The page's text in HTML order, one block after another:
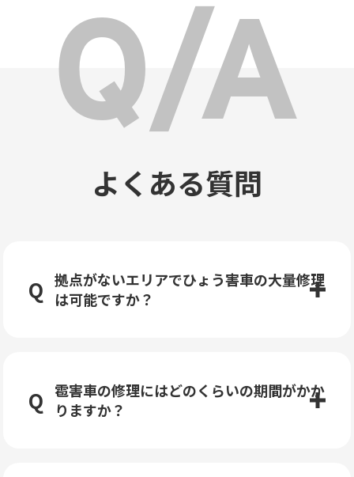
よくある質問
拠点がないエリアでひょう害車の大量修理
は可能ですか？
雹害車の修理にはどのくらいの期間がかか
りますか？